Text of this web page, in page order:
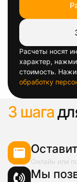
Расчеты носят
характер,
стоимость.
обработку
3 шага
Онлайн или
Мы